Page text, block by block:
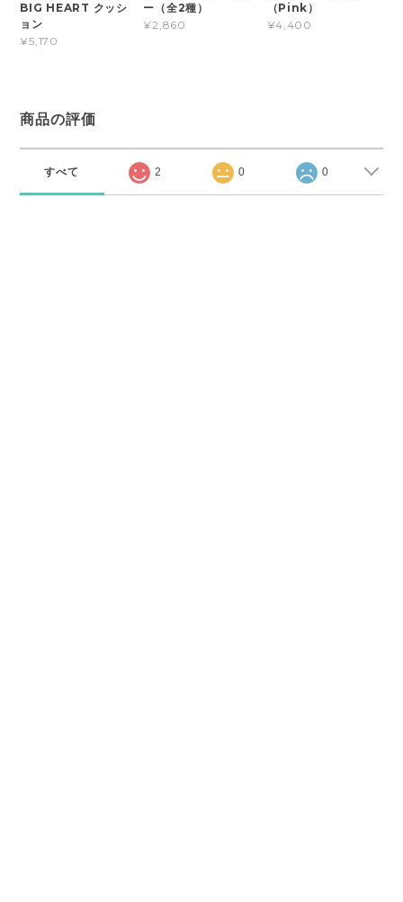
BIG HEART クッシ
ョン
¥5,170
ー（全2種）
¥2,860
（Pink）
¥4,400
商品の評価
すべて 2 0 0